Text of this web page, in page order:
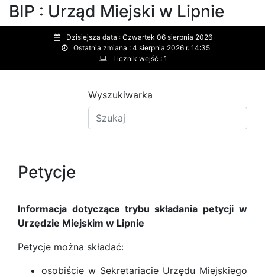
BIP : Urząd Miejski w Lipnie
Dzisiejsza data : Czwartek 06 sierpnia 2026
Ostatnia zmiana : 4 sierpnia 2026 r. 14:35
Licznik wejść : 1
Wyszukiwarka
Petycje
Informacja dotycząca trybu składania petycji w
Urzędzie Miejskim w Lipnie
Petycje można składać:
osobiście w Sekretariacie Urzędu Miejskiego